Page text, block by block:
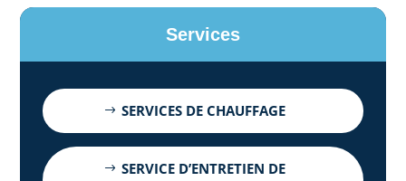
Services
SERVICES DE CHAUFFAGE
SERVICE D’ENTRETIEN DE